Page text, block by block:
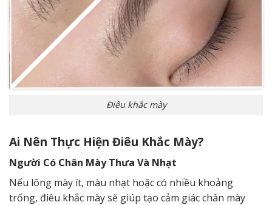
Điêu khắc mày
Ai Nên Thực Hiện Điêu Khắc Mày?
Người Có Chân Mày Thưa Và Nhạt
Nếu lông mày ít, màu nhạt hoặc có nhiều khoảng
trống, điêu khắc mày sẽ giúp tạo cảm giác chân mày